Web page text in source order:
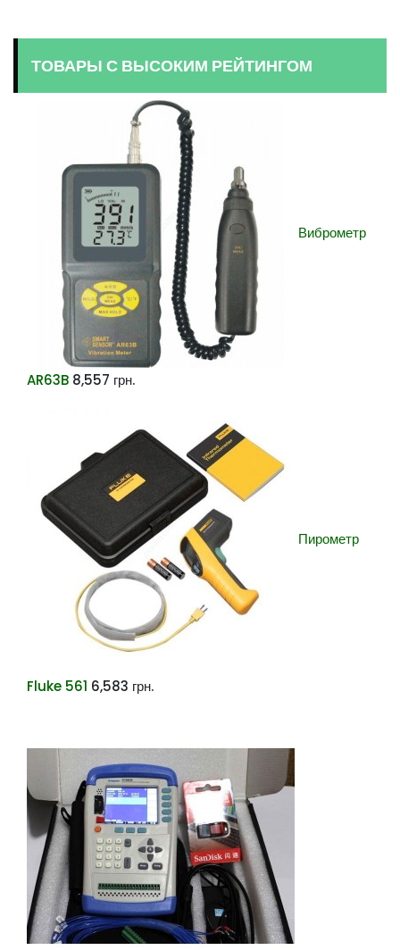
ТОВАРЫ С ВЫСОКИМ РЕЙТИНГОМ
Виброметр
AR63B 8,557 грн.
Пирометр
Fluke 561 6,583 грн.